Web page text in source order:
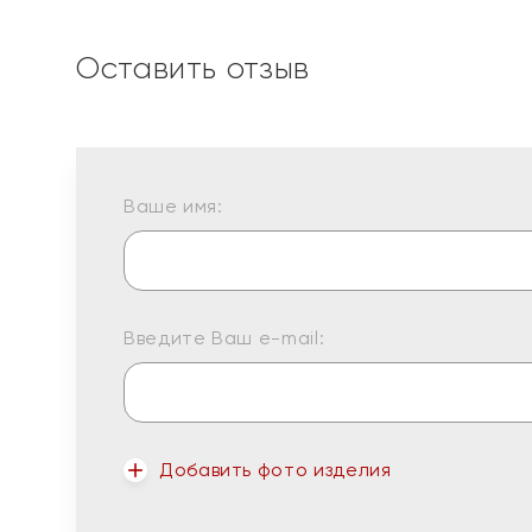
Оставить отзыв
Ваше имя:
Введите Ваш e-mail:
Добавить фото изделия